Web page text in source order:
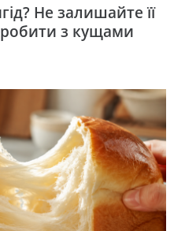
Не залишайте її
з кущами